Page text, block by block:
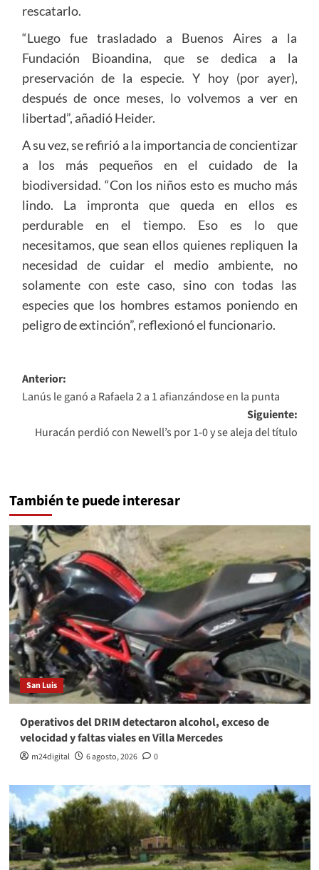
rescatarlo.
“Luego fue trasladado a Buenos Aires a la
Fundación Bioandina, que se dedica a la
preservación de la especie. Y hoy (por ayer),
después de once meses, lo volvemos a ver en
libertad”, añadió Heider.
A su vez, se refirió a la importancia de concientizar
a los más pequeños en el cuidado de la
biodiversidad. “Con los niños esto es mucho más
lindo. La impronta que queda en ellos es
perdurable en el tiempo. Eso es lo que
necesitamos, que sean ellos quienes repliquen la
necesidad de cuidar el medio ambiente, no
solamente con este caso, sino con todas las
especies que los hombres estamos poniendo en
peligro de extinción”, reflexionó el funcionario.
Navegación
de
entradas
Anterior:
Lanús le ganó a Rafaela 2 a 1 afianzándose en la punta
Siguiente:
Huracán perdió con Newell’s por 1-0 y se aleja del título
También te puede interesar
San Luis
Operativos del DRIM detectaron alcohol, exceso de
velocidad y faltas viales en Villa Mercedes
m24digital 6 agosto, 2026 0